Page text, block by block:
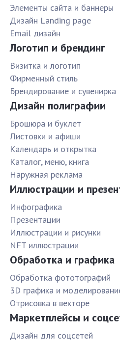
Элементы сайта и баннеры
Дизайн Landing page
Email дизайн
Логотип и брендинг
Визитка и логотип
Фирменный стиль
Брендирование и сувенирка
Дизайн полиграфии
Брошюра и буклет
Листовки и афиши
Календарь и открытка
Каталог, меню, книга
Наружная реклама
Иллюстрации и
Инфографика
Презентации
Иллюстрации и рисунки
NFT иллюстрации
Обработка и графика
Обработка фототографий
3D графика и
Отрисовка в векторе
Маркетплейсы и
Дизайн для соцсетей